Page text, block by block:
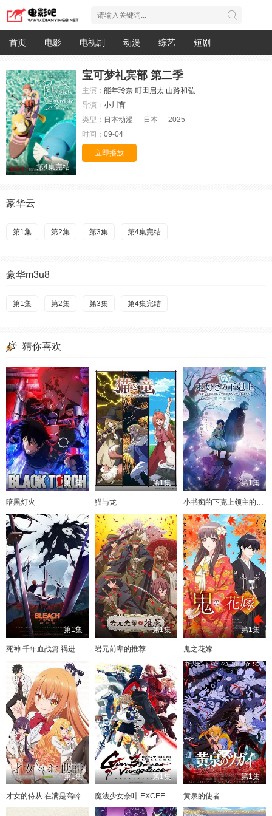
首页 电影 电视剧 动漫 综艺 短剧
第4集完结
宝可梦礼宾部 第二季
主演： 能年玲奈 町田启太 山路和弘
导演： 小川育
类型： 日本动漫 日本
2025
时间： 09-04
立即播放
豪华云
第1集 第2集 第3集 第4集完结
豪华m3u8
第1集 第2集 第3集 第4集完结
猜你喜欢
第1集
暗黑灯火
第1集
猫与龙
第1集
小书痴的下克上领主的养女
第1集
死神 千年血战篇 祸进谭(2026)
第1集
岩元前辈的推荐
第1集
鬼之花嫁
第1集
才女的侍从 在满是高岭之花的贵族学校暗中照顾（毫无生活自理能力的）学院第一大小姐
第1集
魔法少女奈叶 EXCEEDS Gun Blaze Vengeance
第1集
黄泉的使者